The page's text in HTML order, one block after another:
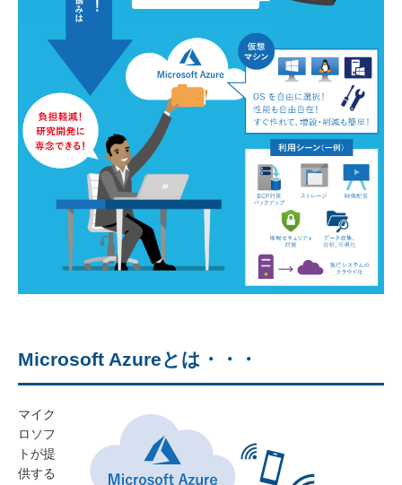
Microsoft Azureとは・・・
マイク
ロソフ
トが提
供する